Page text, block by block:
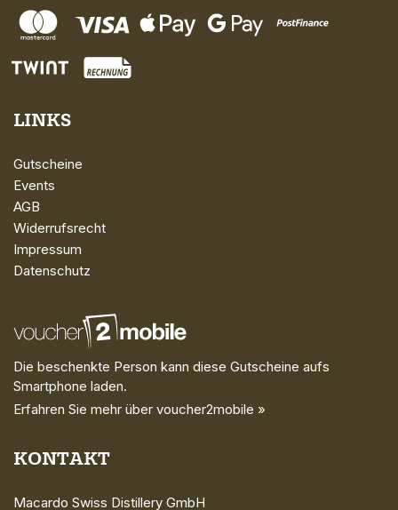
LINKS
Gutscheine
Events
AGB
Widerrufsrecht
Impressum
Datenschutz
Die beschenkte Person kann diese Gutscheine aufs
Smartphone laden.
Erfahren Sie mehr über voucher2mobile »
KONTAKT
Macardo Swiss Distillery GmbH